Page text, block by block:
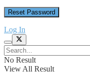
Log In
No Result
View All Result